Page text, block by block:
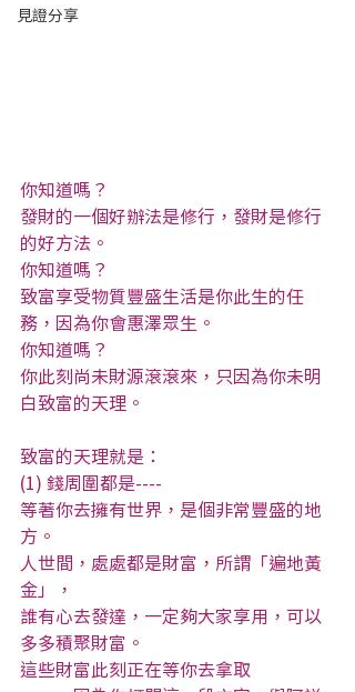
見證分享
你知道嗎？
發財的一個好辦法是修行，發財是修行
的好方法。
你知道嗎？
致富享受物質豐盛生活是你此生的任
務，因為你會惠澤眾生。
你知道嗎？
你此刻尚未財源滾滾來，只因為你未明
白致富的天理。
致富的天理就是：
(1) 錢周圍都是----
等著你去擁有世界，是個非常豐盛的地
方。
人世間，處處都是財富，所謂「遍地黃
金」，
誰有心去發達，一定夠大家享用，可以
多多積聚財富。
這些財富此刻正在等你去拿取